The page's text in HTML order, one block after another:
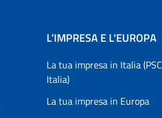
L’IMPRESA E L'EUROPA
La tua impresa in Italia (PSC
Italia)
La tua impresa in Europa